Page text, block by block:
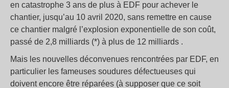
en catastrophe 3 ans de plus à EDF pour achever le
chantier, jusqu’au 10 avril 2020, sans remettre en cause
ce chantier malgré l’explosion exponentielle de son coût,
passé de 2,8 milliards (*) à plus de 12 milliards .
Mais les nouvelles déconvenues rencontrées par EDF, en
particulier les fameuses soudures défectueuses qui
doivent encore être réparées (à supposer que ce soit